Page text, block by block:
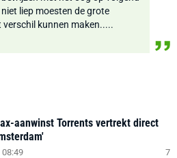
liep moesten de grote
verschil kunnen maken.....
aanwinst Torrents vertrekt direct
08:49 7